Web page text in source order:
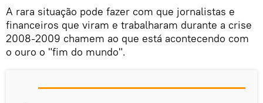
A rara situação pode fazer com que jornalistas e
financeiros que viram e trabalharam durante a crise
2008-2009 chamem ao que está acontecendo com
o ouro o "fim do mundo".